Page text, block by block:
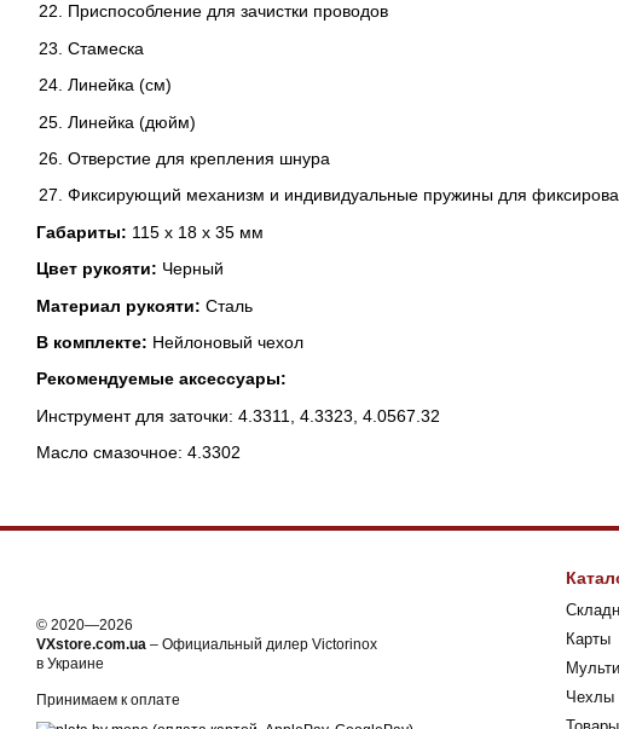
Приспособление для зачистки проводов
Стамеска
Линейка (см)
Линейка (дюйм)
Отверстие для крепления шнура
Фиксирующий механизм и индивидуальные пружины для
Габариты: 115 x 18 x 35 мм
Цвет рукояти: Черный
Материал рукояти: Сталь
В комплекте: Нейлоновый чехол
Рекомендуемые аксессуары:
Инструмент для заточки: 4.3311, 4.3323, 4.0567.32
Масло смазочное: 4.3302
© 2020—2026
VXstore.com.ua – Официальный дилер Victorinox
в Украине
Принимаем к оплате
Карты
Чехлы